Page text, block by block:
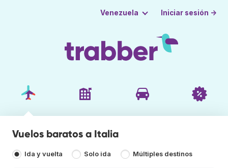
Venezuela Iniciar sesión →
Vuelos baratos a Italia
Ida y vuelta Solo ida Múltiples destinos